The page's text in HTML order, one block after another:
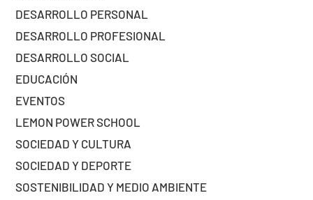
DESARROLLO PERSONAL
DESARROLLO PROFESIONAL
DESARROLLO SOCIAL
EDUCACIÓN
EVENTOS
LEMON POWER SCHOOL
SOCIEDAD Y CULTURA
SOCIEDAD Y DEPORTE
SOSTENIBILIDAD Y MEDIO AMBIENTE